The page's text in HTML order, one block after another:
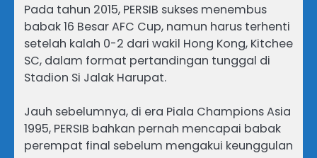
Pada tahun 2015, PERSIB sukses menembus
babak 16 Besar AFC Cup, namun harus terhenti
setelah kalah 0-2 dari wakil Hong Kong, Kitchee
SC, dalam format pertandingan tunggal di
Stadion Si Jalak Harupat.
Jauh sebelumnya, di era Piala Champions Asia
1995, PERSIB bahkan pernah mencapai babak
perempat final sebelum mengakui keunggulan